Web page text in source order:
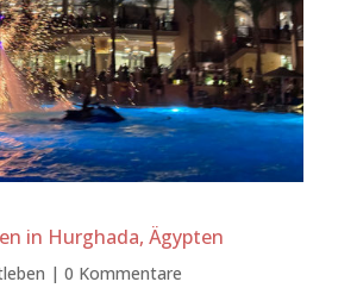
in Hurghada, Ägypten
| 0 Kommentare